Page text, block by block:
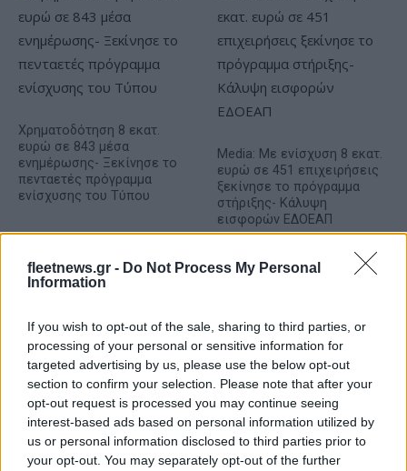
fleetnews.gr - Do Not Process My Personal
Information
If you wish to opt-out of the sale, sharing to third parties, or
processing of your personal or sensitive information for
targeted advertising by us, please use the below opt-out
section to confirm your selection. Please note that after your
opt-out request is processed you may continue seeing
interest-based ads based on personal information utilized by
us or personal information disclosed to third parties prior to
your opt-out. You may separately opt-out of the further
Χρηματοδότηση 8 εκατ.
ευρώ σε 843 μέσα
ενημέρωσης- Ξεκίνησε το
πενταετές πρόγραμμα
ενίσχυσης του Τύπου
Media: Με ενίσχυση 8 εκατ.
ευρώ σε 451 επιχειρήσεις
ξεκίνησε το πρόγραμμα
στήριξης- Κάλυψη
εισφορών ΕΔΟΕΑΠ
IAB Hellas: Νέα Διοικούσα Επιτροπή και νέο Διοικητικό
Συμβούλιο - Πρόεδρος ο Γαληνός Γιαγλής